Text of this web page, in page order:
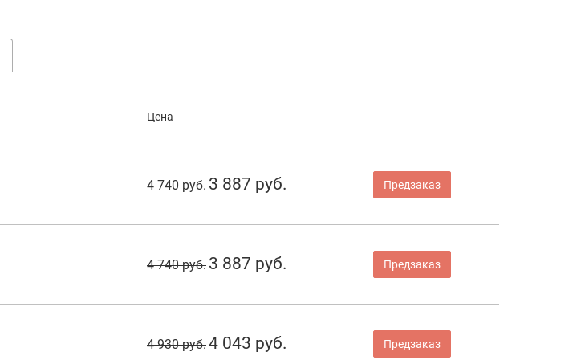
Цена
4 740 руб. 3 887 руб. Предзаказ
4 740 руб. 3 887 руб. Предзаказ
4 930 руб.4 043 руб. Предзаказ